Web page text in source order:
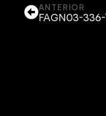
ANTERIOR
FAGN03-